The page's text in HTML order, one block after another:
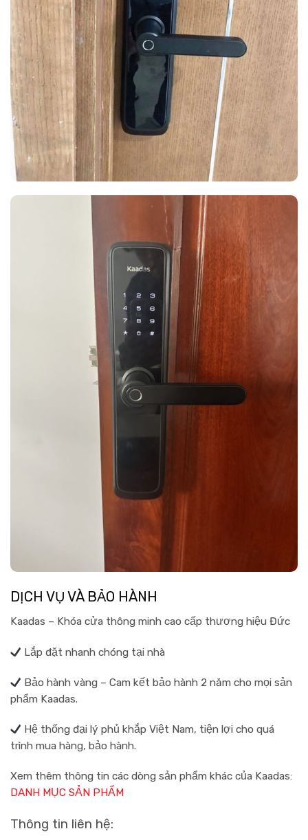
DỊCH VỤ VÀ BẢO HÀNH
Kaadas – Khóa cửa thông minh cao cấp thương hiệu Đức
Lắp đặt nhanh chóng tại nhà
Bảo hành vàng – Cam kết bảo hành 2 năm cho mọi sản
phẩm Kaadas.
Hệ thống đại lý phủ khắp Việt Nam, tiện lợi cho quá
trình mua hàng, bảo hành.
Xem thêm thông tin các dòng sản phẩm khác của Kaadas:
DANH MỤC SẢN PHẨM
Thông tin liên hệ: